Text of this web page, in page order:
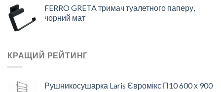
FERRO GRETA тримач туалетного паперу,
чорний мат
КРАЩИЙ РЕЙТИНГ
Рушникосушарка Laris Євромікс П10 600 х 900